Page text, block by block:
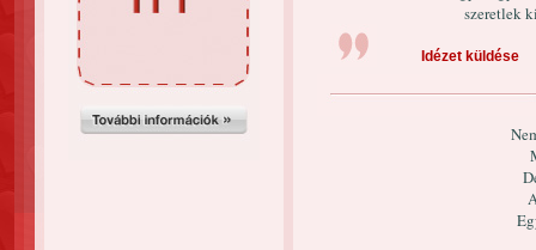
szeretlek
Idézet küldése